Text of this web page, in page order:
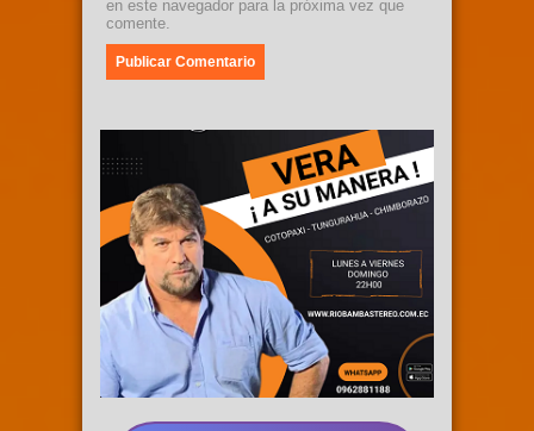
en este navegador para la próxima vez que
comente.